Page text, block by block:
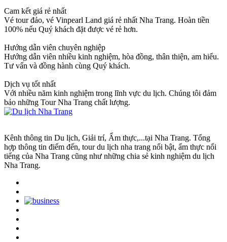
Cam kết giá rẻ nhất
Vé tour đảo, vé Vinpearl Land giá rẻ nhất Nha Trang. Hoàn tiền
100% nếu Quý khách đặt được vé rẻ hơn.
Hướng dẫn viên chuyên nghiệp
Hướng dẫn viên nhiều kinh nghiệm, hòa đồng, thân thiện, am hiểu.
Tư vấn và đồng hành cùng Quý khách.
Dịch vụ tốt nhất
Với nhiều năm kinh nghiệm trong lĩnh vực du lịch. Chúng tôi đảm
bảo những Tour Nha Trang chất lượng.
Kênh thông tin Du lịch, Giải trí, Ẩm thực,...tại Nha Trang. Tổng
hợp thông tin điểm đến, tour du lịch nha trang nổi bật, ẩm thực nổi
tiếng của Nha Trang cũng như những chia sẻ kinh nghiệm du lịch
Nha Trang.